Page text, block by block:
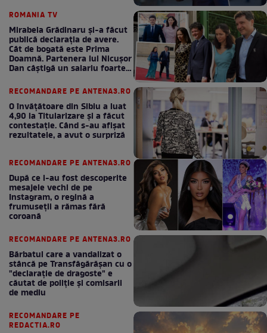
ROMANIA TV
Mirabela Grădinaru și-a făcut
publică declarația de avere.
Cât de bogată este Prima
Doamnă. Partenera lui Nicușor
Dan câștigă un salariu foarte
RECOMANDARE PE ANTENA3.RO
O învățătoare din Sibiu a luat
4,90 la Titularizare și a făcut
contestație. Când s-au afișat
rezultatele, a avut o surpriză
RECOMANDARE PE ANTENA3.RO
După ce i-au fost descoperite
mesajele vechi de pe
Instagram, o regină a
frumuseții a rămas fără
coroană
RECOMANDARE PE ANTENA3.RO
Bărbatul care a vandalizat o
stâncă pe Transfăgărășan cu o
"declaraţie de dragoste" e
căutat de poliție și comisarii
de mediu
RECOMANDARE PE
REDACTIA.RO